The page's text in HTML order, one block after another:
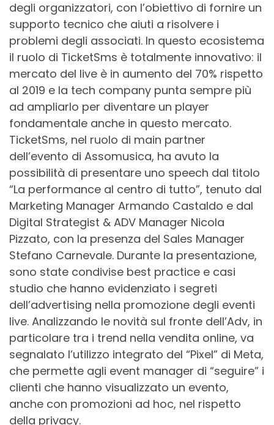
degli organizzatori, con l’obiettivo di fornire un
supporto tecnico che aiuti a risolvere i
problemi degli associati. In questo ecosistema
il ruolo di TicketSms è totalmente innovativo: il
mercato del live è in aumento del 70% rispetto
al 2019 e la tech company punta sempre più
ad ampliarlo per diventare un player
fondamentale anche in questo mercato.
TicketSms, nel ruolo di main partner
dell’evento di Assomusica, ha avuto la
possibilità di presentare uno speech dal titolo
“La performance al centro di tutto”, tenuto dal
Marketing Manager Armando Castaldo e dal
Digital Strategist & ADV Manager Nicola
Pizzato, con la presenza del Sales Manager
Stefano Carnevale. Durante la presentazione,
sono state condivise best practice e casi
studio che hanno evidenziato i segreti
dell’advertising nella promozione degli eventi
live. Analizzando le novità sul fronte dell’Adv, in
particolare tra i trend nella vendita online, va
segnalato l’utilizzo integrato del “Pixel” di Meta,
che permette agli event manager di “seguire” i
clienti che hanno visualizzato un evento,
anche con promozioni ad hoc, nel rispetto
della privacy.